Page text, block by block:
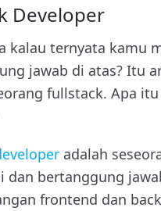
Developer
kalau ternyata kamu
jawab di atas? Itu
fullstack. Apa
adalah
dan bertanggung
frontend dan